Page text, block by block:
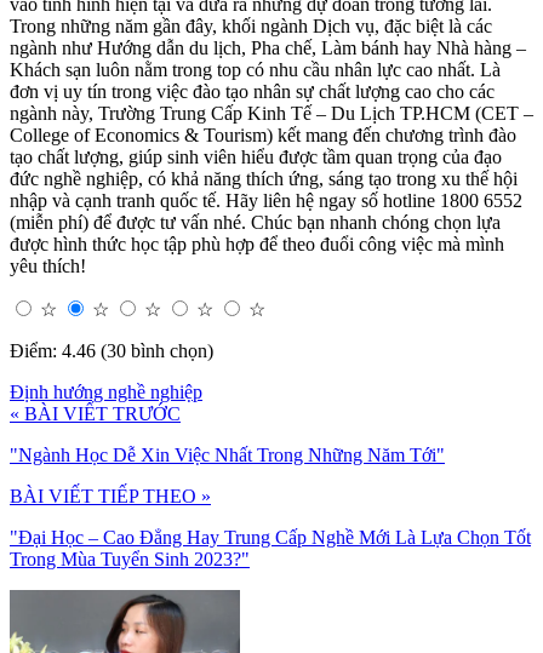
Trong những năm gần đây, khối ngành Dịch vụ, đặc biệt là các
ngành như Hướng dẫn du lịch, Pha chế, Làm bánh hay Nhà hàng –
Khách sạn luôn nằm trong top có nhu cầu nhân lực cao nhất. Là
đơn vị uy tín trong việc đào tạo nhân sự chất lượng cao cho các
ngành này, Trường Trung Cấp Kinh Tế – Du Lịch TP.HCM (CET –
College of Economics & Tourism) kết mang đến chương trình đào
tạo chất lượng, giúp sinh viên hiểu được tầm quan trọng của đạo
đức nghề nghiệp, có khả năng thích ứng, sáng tạo trong xu thế hội
nhập và cạnh tranh quốc tế. Hãy liên hệ ngay số hotline 1800 6552
(miễn phí) để được tư vấn nhé. Chúc bạn nhanh chóng chọn lựa
được hình thức học tập phù hợp để theo đuổi công việc mà mình
yêu thích!
☆ ☆ ☆ ☆
☆
Điểm: 4.46 (30 bình chọn)
Định hướng nghề nghiệp
« BÀI VIẾT TRƯỚC
"Ngành Học Dễ Xin Việc Nhất Trong Những Năm Tới"
BÀI VIẾT TIẾP THEO »
"Đại Học – Cao Đẳng Hay Trung Cấp Nghề Mới Là Lựa Chọn Tốt
Trong Mùa Tuyển Sinh 2023?"